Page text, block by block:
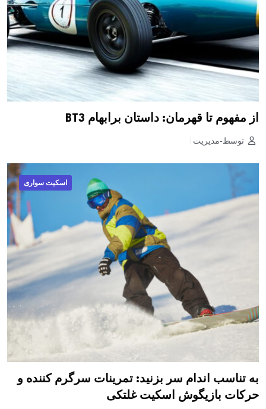
از مفهوم تا قهرمان: داستان برابهام BT3
توسط-مدیریت
اسکیت سواری
به تناسب اندام سر بزنید: تمرینات سرگرم کننده و
حرکات بازیگوش اسکیت غلتکی